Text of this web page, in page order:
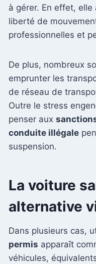
à gérer. En effet,
liberté de
professionnelles et
De plus, nombreux
emprunter les
de réseau de
Outre le stress
penser aux
conduite illégale
suspension.
La voiture
alternative
Dans plusieurs cas,
permis apparaît
véhicules,